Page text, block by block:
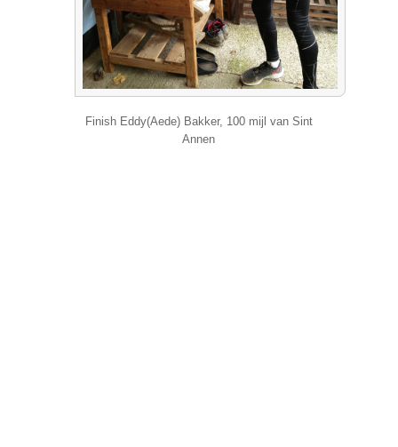
Finish Eddy(Aede) Bakker, 100 mijl van Sint
Annen